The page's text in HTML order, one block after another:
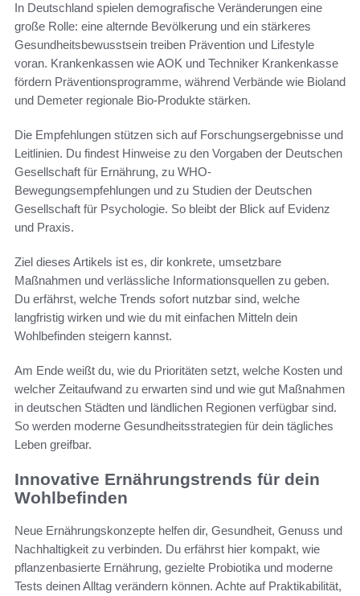
In Deutschland spielen demografische Veränderungen eine
große Rolle: eine alternde Bevölkerung und ein stärkeres
Gesundheitsbewusstsein treiben Prävention und Lifestyle
voran. Krankenkassen wie AOK und Techniker Krankenkasse
fördern Präventionsprogramme, während Verbände wie Bioland
und Demeter regionale Bio-Produkte stärken.
Die Empfehlungen stützen sich auf Forschungsergebnisse und
Leitlinien. Du findest Hinweise zu den Vorgaben der Deutschen
Gesellschaft für Ernährung, zu WHO-
Bewegungsempfehlungen und zu Studien der Deutschen
Gesellschaft für Psychologie. So bleibt der Blick auf Evidenz
und Praxis.
Ziel dieses Artikels ist es, dir konkrete, umsetzbare
Maßnahmen und verlässliche Informationsquellen zu geben.
Du erfährst, welche Trends sofort nutzbar sind, welche
langfristig wirken und wie du mit einfachen Mitteln dein
Wohlbefinden steigern kannst.
Am Ende weißt du, wie du Prioritäten setzt, welche Kosten und
welcher Zeitaufwand zu erwarten sind und wie gut Maßnahmen
in deutschen Städten und ländlichen Regionen verfügbar sind.
So werden moderne Gesundheitsstrategien für dein tägliches
Leben greifbar.
Innovative Ernährungstrends für dein
Wohlbefinden
Neue Ernährungskonzepte helfen dir, Gesundheit, Genuss und
Nachhaltigkeit zu verbinden. Du erfährst hier kompakt, wie
pflanzenbasierte Ernährung, gezielte Probiotika und moderne
Tests deinen Alltag verändern können. Achte auf Praktikabilität,